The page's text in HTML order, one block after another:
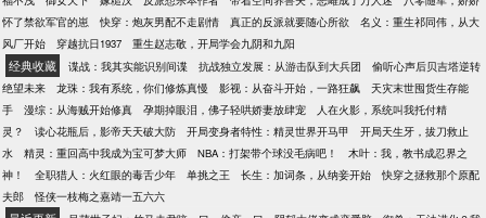
怀了禁欲军官的崽
快穿：炮灰男配不走剧情 真正的反派就要随心所欲
名义：重生祁同伟，从大
风厂开始
穿越抗日1937 重生赵志敬，开局学会九阴和九阳
经典收藏 谍战：我其实能识别间谍 抗战独立发展：从游击队到大兵团
偷听心声后贝吉塔逆转
绝望未来
龙珠：我有系统，你们修炼真慢 影视：从奋斗开始，一路狂飙
天灾末世囤货生存能
手
漫综：从海贼开始修真 孕期掉眼泪，佛子轻哄娇妻放肆宠
人在火影，系统叫我托付精
灵？
读心花瓶后，影帝天天破大防 开局变身者特性：精灵世界开马甲
开局天生牙，拔刀救止
水
精灵：重回高中我成为宝可梦大师 NBA：打架带个球没毛病吧！
木叶：我，教书成忍界之
神！
全职猎人：火红眼的毒舌少年 单挑之王 长生：加词条，从纳妾开始
快穿之拯救那个原配
夫郎
怪侠一枝梅之嘉靖一五六六